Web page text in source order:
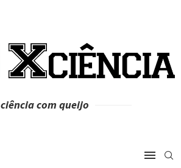
ciência com queijo